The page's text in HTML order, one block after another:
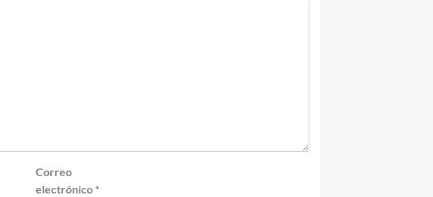
Correo
electrónico *